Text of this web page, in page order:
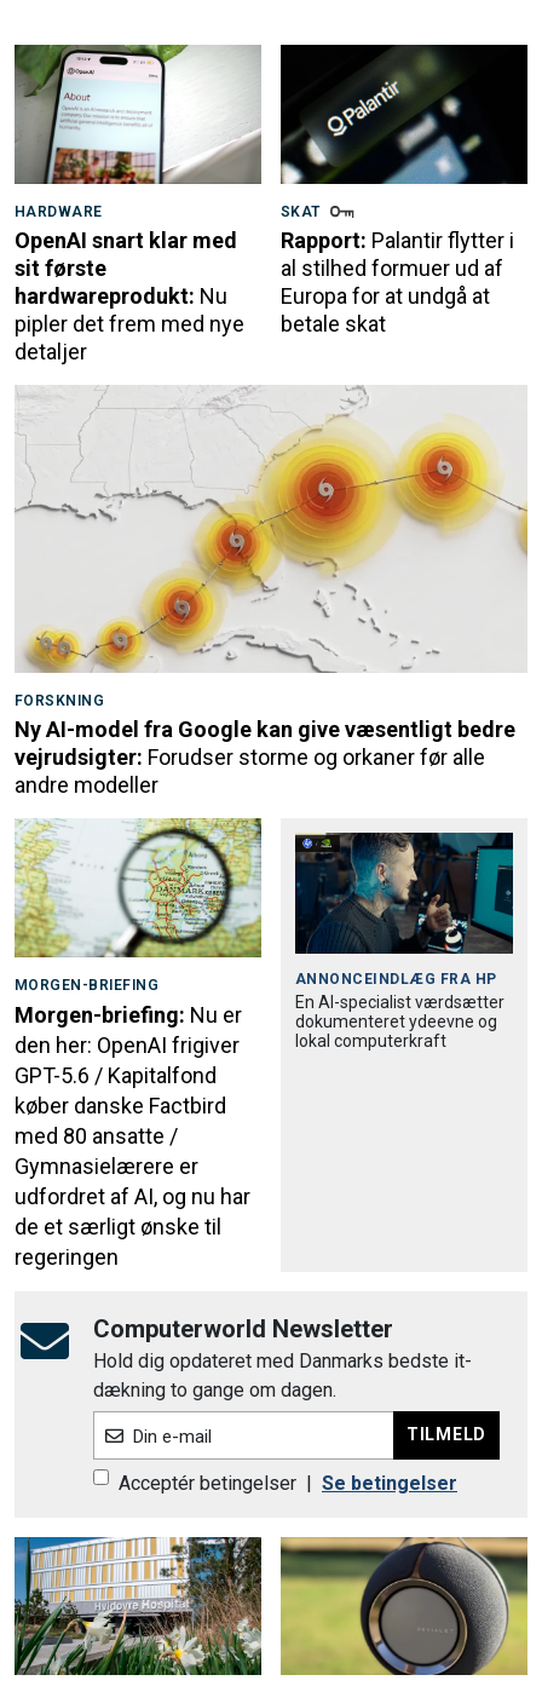
HARDWARE
OpenAI snart klar med
sit første
hardwareprodukt: Nu
pipler det frem med nye
detaljer
SKAT
Rapport: Palantir flytter i
al stilhed formuer ud af
Europa for at undgå at
betale skat
FORSKNING
Ny AI-model fra Google kan give væsentligt bedre
vejrudsigter: Forudser storme og orkaner før alle
andre modeller
MORGEN-BRIEFING
Morgen-briefing: Nu er
den her: OpenAI frigiver
GPT-5.6 / Kapitalfond
køber danske Factbird
med 80 ansatte /
Gymnasielærere er
udfordret af AI, og nu har
de et særligt ønske til
regeringen
ANNONCEINDLÆG FRA HP
En AI-specialist værdsætter
dokumenteret ydeevne og
lokal computerkraft
Computerworld Newsletter
Hold dig opdateret med Danmarks bedste it-
dækning to gange om dagen.
Din e-mail TILMELD
Acceptér betingelser | Se betingelser